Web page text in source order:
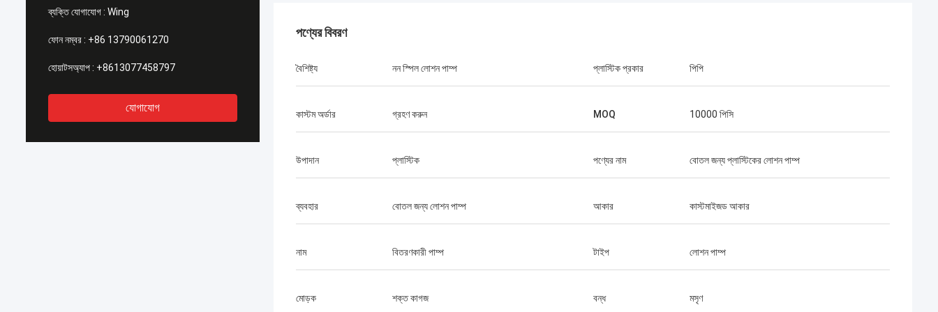
ব্যক্তি যোগাযোগ : Wing
ফোন নম্বর : +86 13790061270
হোয়াটসঅ্যাপ : +8613077458797
যোগাযোগ
পণ্যের বিবরণ
বৈশিষ্ট্য নন স্পিল লোশন পাম্প প্লাস্টিক প্রকার পিপি
কাস্টম অর্ডার গ্রহণ করুন MOQ 10000 পিসি
উপাদান প্লাস্টিক পণ্যের নাম বোতল জন্য প্লাস্টিকের লোশন পাম্প
ব্যবহার বোতল জন্য লোশন পাম্প আকার কাস্টমাইজড আকার
নাম বিতরণকারী পাম্প টাইপ লোশন পাম্প
মোড়ক শক্ত কাগজ বন্ধ মসৃণ